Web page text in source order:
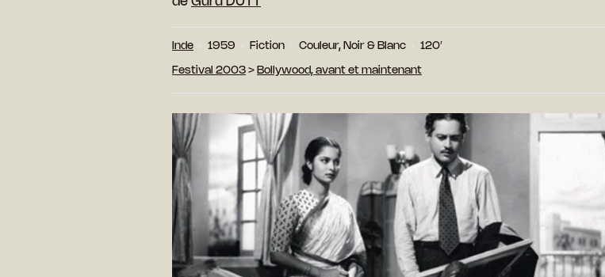
Inde 1959 Fiction Couleur, Noir & Blanc 120′
Festival 2003 > Bollywood, avant et maintenant